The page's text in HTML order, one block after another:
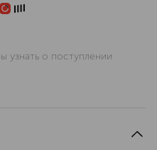
узнать о поступлении